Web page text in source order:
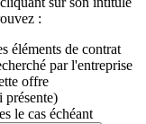
:
éléments de contrat
par l'entreprise
offre
présente)
le cas échéant